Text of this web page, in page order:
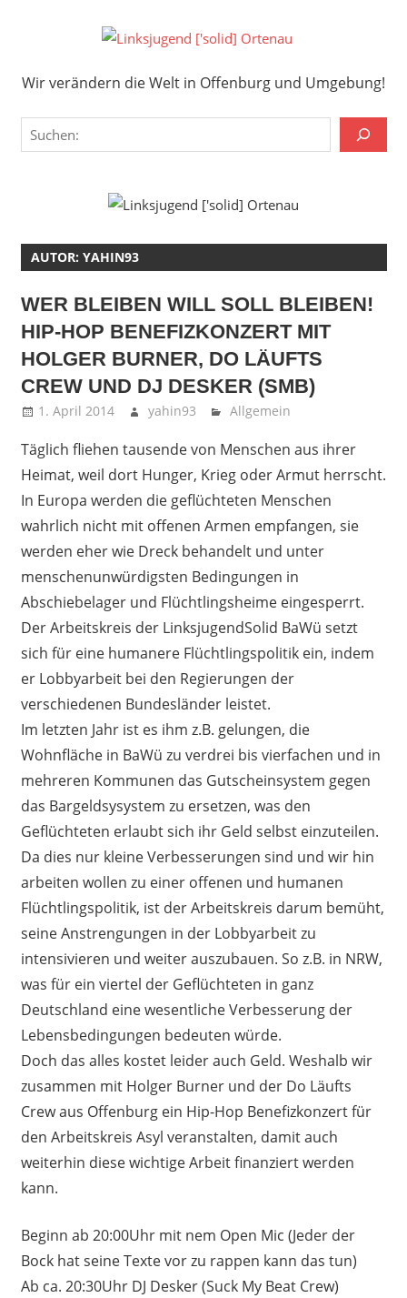
Wir verändern die Welt in Offenburg und Umgebung!
AUTOR: YAHIN93
WER BLEIBEN WILL SOLL BLEIBEN!
HIP-HOP BENEFIZKONZERT MIT
HOLGER BURNER, DO LÄUFTS
CREW UND DJ DESKER (SMB)
1. April 2014 yahin93 Allgemein
Täglich fliehen tausende von Menschen aus ihrer
Heimat, weil dort Hunger, Krieg oder Armut herrscht.
In Europa werden die geflüchteten Menschen
wahrlich nicht mit offenen Armen empfangen, sie
werden eher wie Dreck behandelt und unter
menschenunwürdigsten Bedingungen in
Abschiebelager und Flüchtlingsheime eingesperrt.
Der Arbeitskreis der LinksjugendSolid BaWü setzt
sich für eine humanere Flüchtlingspolitik ein, indem
er Lobbyarbeit bei den Regierungen der
verschiedenen Bundesländer leistet.
Im letzten Jahr ist es ihm z.B. gelungen, die
Wohnfläche in BaWü zu verdrei bis vierfachen und in
mehreren Kommunen das Gutscheinsystem gegen
das Bargeldsysystem zu ersetzen, was den
Geflüchteten erlaubt sich ihr Geld selbst einzuteilen.
Da dies nur kleine Verbesserungen sind und wir hin
arbeiten wollen zu einer offenen und humanen
Flüchtlingspolitik, ist der Arbeitskreis darum bemüht,
seine Anstrengungen in der Lobbyarbeit zu
intensivieren und weiter auszubauen. So z.B. in NRW,
was für ein viertel der Geflüchteten in ganz
Deutschland eine wesentliche Verbesserung der
Lebensbedingungen bedeuten würde.
Doch das alles kostet leider auch Geld. Weshalb wir
zusammen mit Holger Burner und der Do Läufts
Crew aus Offenburg ein Hip-Hop Benefizkonzert für
den Arbeitskreis Asyl veranstalten, damit auch
weiterhin diese wichtige Arbeit finanziert werden
kann.
Beginn ab 20:00Uhr mit nem Open Mic (Jeder der
Bock hat seine Texte vor zu rappen kann das tun)
Ab ca. 20:30Uhr DJ Desker (Suck My Beat Crew)